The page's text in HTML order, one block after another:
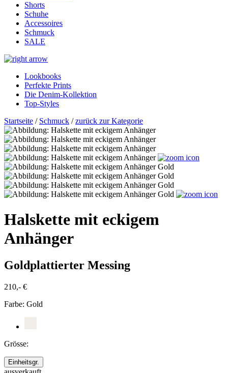
Shorts
Schuhe
Accessoires
Schmuck
SALE
Lookbooks
Perfekte Prints
Die Denim-Kollektion
Top-Styles
Startseite / Schmuck /zurück zur Kategorie
Halskette mit eckigem
Anhänger
Goldplattierter Messing
210,- €
Farbe: Gold
Grösse:
Einheitsgr.